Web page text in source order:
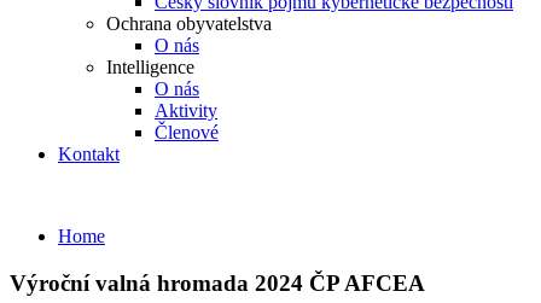
Ochrana obyvatelstva
O nás
Intelligence
O nás
Aktivity
Členové
Kontakt
Home
Výroční valná hromada 2024 ČP AFCEA